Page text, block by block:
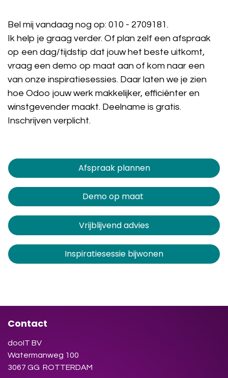
Bel mij vandaag nog op: 010 - 2709181 .
Ik help je graag verder. Of plan zelf een afspraak
op een dag/tijdstip dat jouw het beste uitkomt,
vraag een demo op maat aan of kom naar een
van onze inspiratiesessies. Daar laten we je zien
hoe Odoo jouw werk makkelijker, efficiënter en
winstgevender maakt. Deelname is gratis.
Inschrijven verplicht.
Afspraak plannen​​​​
Demo op maat
Vrijblijvend advies
Inspiratiesessie bijwonen
Contact
dooIT BV
Watermanweg 100
3067 GG ROTTERDAM